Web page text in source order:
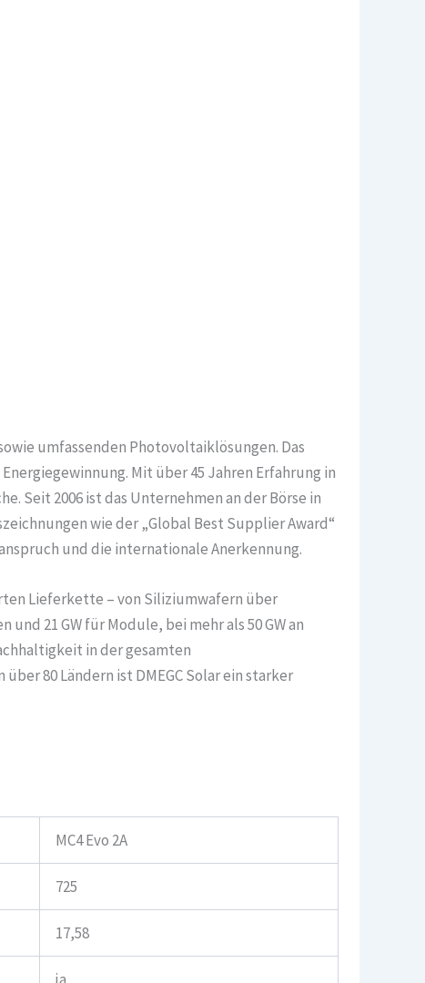
umfassenden Photovoltaiklösungen. Das
Mit über 45 Jahren Erfahrung in
Seit 2006 ist das Unternehmen an der Börse in
wie der „Global Best Supplier Award“
und die internationale Anerkennung.
Lieferkette – von Siliziumwafern über
21 GW für Module, bei mehr als 50 GW an
in der gesamten
80 Ländern ist DMEGC Solar ein starker
MC4 Evo 2A
725
17,58